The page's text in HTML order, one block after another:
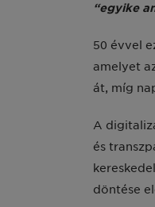
“egyike
50 évvel
amelyet
át, míg
A
és
döntése